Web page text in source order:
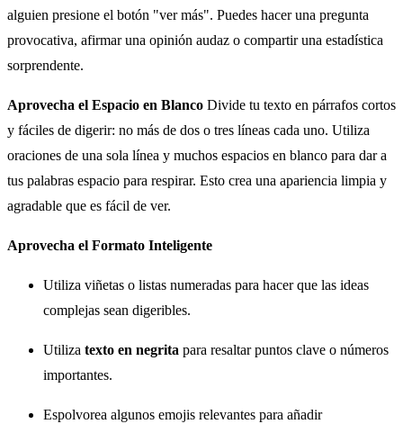
alguien presione el botón "ver más". Puedes hacer una pregunta
provocativa, afirmar una opinión audaz o compartir una estadística
sorprendente.
Aprovecha el Espacio en Blanco Divide tu texto en párrafos cortos
y fáciles de digerir: no más de dos o tres líneas cada uno. Utiliza
oraciones de una sola línea y muchos espacios en blanco para dar a
tus palabras espacio para respirar. Esto crea una apariencia limpia y
agradable que es fácil de ver.
Aprovecha el Formato Inteligente
Utiliza viñetas o listas numeradas para hacer que las ideas
complejas sean digeribles.
Utiliza texto en negrita para resaltar puntos clave o números
importantes.
Espolvorea algunos emojis relevantes para añadir